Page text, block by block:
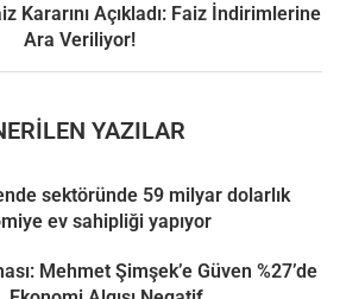
Kararını Açıkladı: Faiz İndirimlerine
Ara Veriliyor!
YAZILAR
sektöründe 59 milyar dolarlık
ev sahipliği yapıyor
Mehmet Şimşek’e Güven %27’de